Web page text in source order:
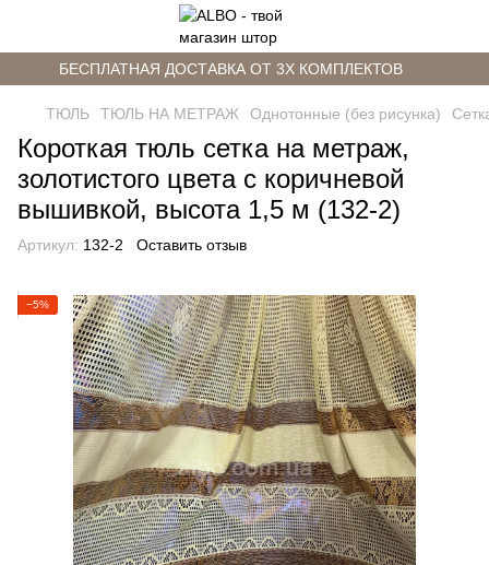
БЕСПЛАТНАЯ ДОСТАВКА ОТ 3Х КОМПЛЕКТОВ
ТЮЛЬ ТЮЛЬ НА МЕТРАЖ Однотонные (без рисунка)
Короткая тюль сетка на метраж,
золотистого цвета с коричневой
вышивкой, высота 1,5 м (132-2)
Артикул: 132-2 Оставить отзыв
−5%